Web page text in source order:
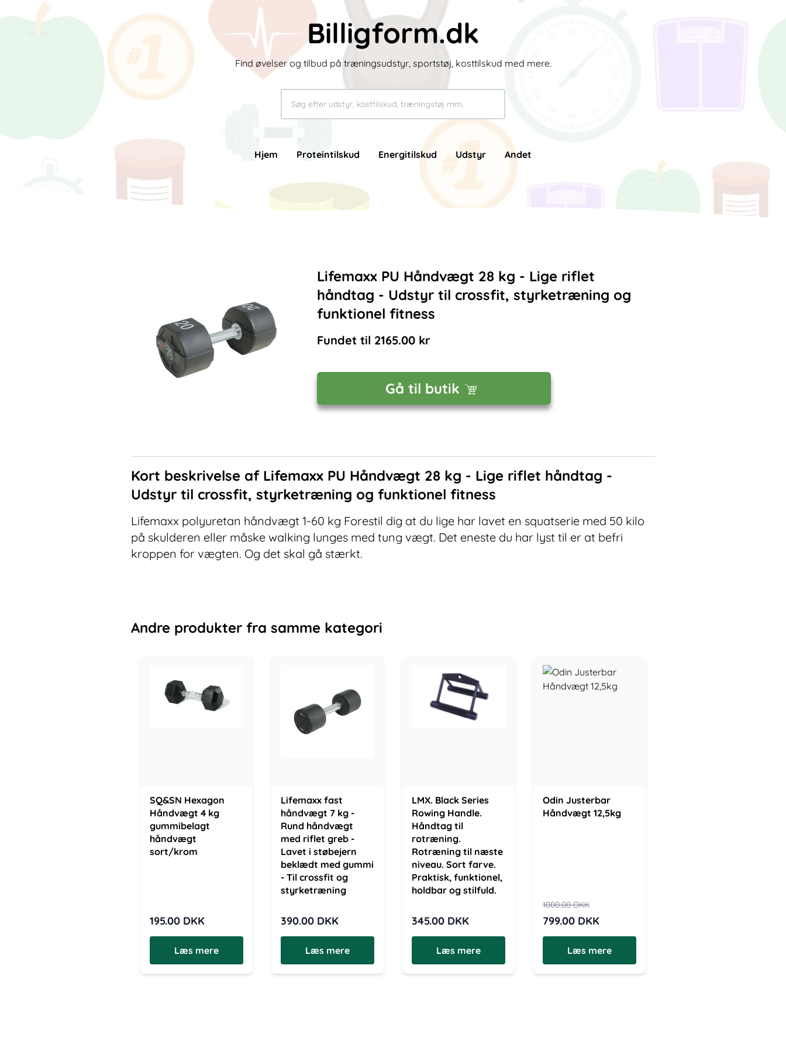
Billigform.dk
Find øvelser og tilbud på træningsudstyr, sportstøj, kosttilskud med mere.
Hjem Proteintilskud Energitilskud Udstyr Andet
Lifemaxx PU Håndvægt 28 kg - Lige riflet
håndtag - Udstyr til crossfit, styrketræning og
funktionel fitness
Fundet til 2165.00 kr
Gå til butik
Kort beskrivelse af Lifemaxx PU Håndvægt 28 kg - Lige riflet håndtag -
Udstyr til crossfit, styrketræning og funktionel fitness
Lifemaxx polyuretan håndvægt 1-60 kg Forestil dig at du lige har lavet en squatserie med 50 kilo
på skulderen eller måske walking lunges med tung vægt. Det eneste du har lyst til er at befri
kroppen for vægten. Og det skal gå stærkt.
Andre produkter fra samme kategori
SQ&SN Hexagon
Håndvægt 4 kg
gummibelagt
håndvægt
sort/krom
195.00 DKK
Læs mere
Lifemaxx fast
håndvægt 7 kg -
Rund håndvægt
med riflet greb -
Lavet i støbejern
beklædt med gummi
- Til crossfit og
styrketræning
390.00 DKK
Læs mere
LMX. Black Series
Rowing Handle.
Håndtag til
rotræning.
Rotræning til næste
niveau. Sort farve.
Praktisk, funktionel,
holdbar og stilfuld.
345.00 DKK
Læs mere
Odin Justerbar
Håndvægt 12,5kg
1000.00DKK
799.00 DKK
Læs mere